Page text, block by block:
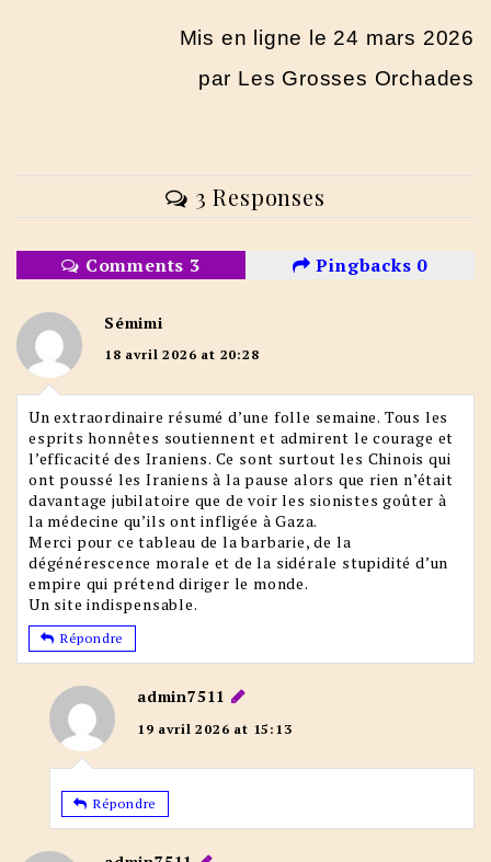
Mis en ligne le 24 mars 2026
par Les Grosses Orchades
3 Responses
Comments 3 Pingbacks 0
Sémimi
18 avril 2026 at 20:28
Un extraordinaire résumé d’une folle semaine. Tous les
esprits honnêtes soutiennent et admirent le courage et
l’efficacité des Iraniens. Ce sont surtout les Chinois qui
ont poussé les Iraniens à la pause alors que rien n’était
davantage jubilatoire que de voir les sionistes goûter à
la médecine qu’ils ont infligée à Gaza.
Merci pour ce tableau de la barbarie, de la
dégénérescence morale et de la sidérale stupidité d’un
empire qui prétend diriger le monde.
Un site indispensable.
Répondre
admin7511
19 avril 2026 at 15:13
Répondre